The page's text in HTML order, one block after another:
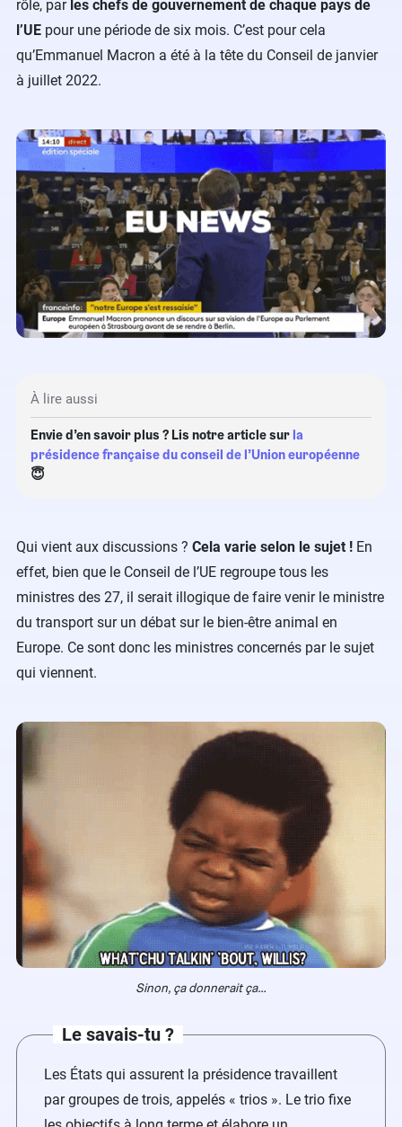
rôle, par les chefs de gouvernement de chaque pays de
l’UE pour une période de six mois. C’est pour cela
qu’Emmanuel Macron a été à la tête du Conseil de janvier
à juillet 2022.
À lire aussi
Envie d’en savoir plus ? Lis notre article sur la
présidence française du conseil de l’Union européenne
😇
Qui vient aux discussions ? Cela varie selon le sujet ! En
effet, bien que le Conseil de l’UE regroupe tous les
ministres des 27, il serait illogique de faire venir le ministre
du transport sur un débat sur le bien-être animal en
Europe. Ce sont donc les ministres concernés par le sujet
qui viennent.
Sinon, ça donnerait ça…
Le savais-tu ?
Les États qui assurent la présidence travaillent
par groupes de trois, appelés « trios ». Le trio fixe